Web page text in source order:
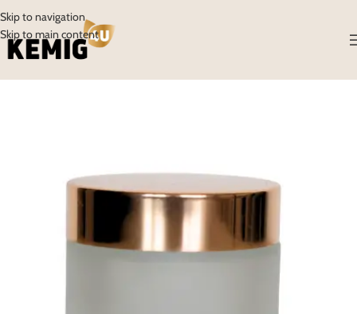
Skip to navigation
Skip to main content